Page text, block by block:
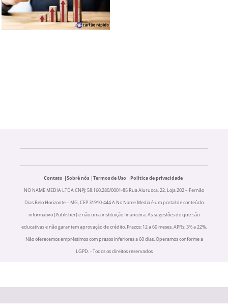
Contato Sobré nós Termos de Uso
Política de privacidade
NO NAME MEDIA LTDA CNPJ: 58.160.280/0001-85 Rua Aiuruoca, 22, Loja 202 – Fernão
Dias Belo Horizonte – MG, CEP 31910-444 A No Name Media é um portal de conteúdo
informativo (Publisher) e não uma instituição financeira. As sugestões do quiz são
educativas e não garantem aprovação de crédito. Prazos: 12 a 60 meses. APRs: 3% a 22%.
Não oferecemos empréstimos com prazos inferiores a 60 dias. Operamos conforme a
LGPD. - Todos os direitos reservados